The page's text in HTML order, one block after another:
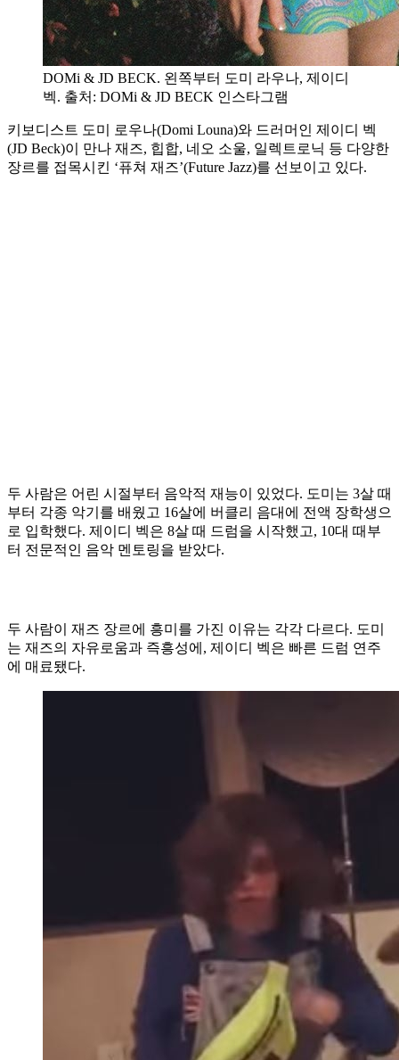
DOMi & JD BECK. 왼쪽부터 도미 라우나, 제이디
벡. 출처: DOMi & JD BECK 인스타그램
키보디스트 도미 로우나(Domi Louna)와 드러머인 제이디 벡
(JD Beck)이 만나 재즈, 힙합, 네오 소울, 일렉트로닉 등 다양한
장르를 접목시킨 ‘퓨쳐 재즈’(Future Jazz)를 선보이고 있다.
두 사람은 어린 시절부터 음악적 재능이 있었다. 도미는 3살 때
부터 각종 악기를 배웠고 16살에 버클리 음대에 전액 장학생으
로 입학했다. 제이디 벡은 8살 때 드럼을 시작했고, 10대 때부
터 전문적인 음악 멘토링을 받았다.
두 사람이 재즈 장르에 흥미를 가진 이유는 각각 다르다. 도미
는 재즈의 자유로움과 즉흥성에, 제이디 벡은 빠른 드럼 연주
에 매료됐다.